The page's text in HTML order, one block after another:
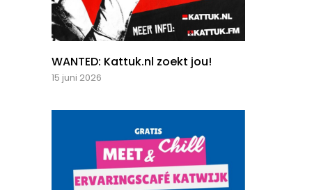
WANTED: Kattuk.nl zoekt jou!
15 juni 2026